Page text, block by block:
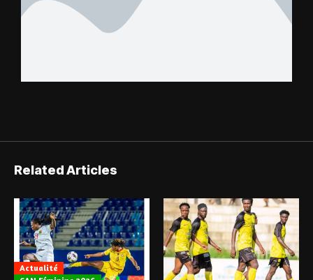
Related Articles
Actualité